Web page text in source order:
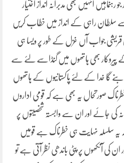
انہیں بھی مدبرانہ انداز اختیار
سلطان راہی کے انداز میں خطاب کریں
جواب آں غزل کے طور پر ویسا ہی
پیروکار بھی ہاتھوں میں گنڈاسے لئے سے
گا خدا کے لئے پاکستانیوں کے ہاتھوں
صورتحال یہ بھی ہے کہ قومی اداروں
جائے اور ان سے وابستہ شخصیتوں پر
یہ سلسلہ نہایت ہی خطرناک ہے قومیں
کی آنکھوں پر پٹی باندھی نظر آتی ہے تو